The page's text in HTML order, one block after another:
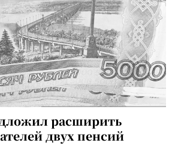
расширить
двух пенсий